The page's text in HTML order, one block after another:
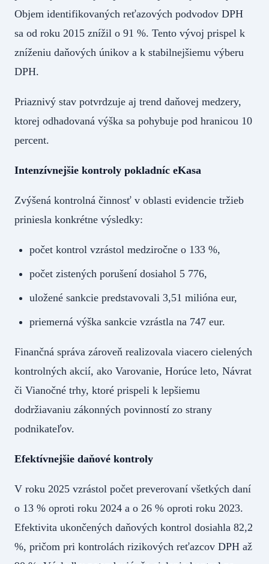
Objem identifikovaných reťazových podvodov DPH
sa od roku 2015 znížil o 91 %. Tento vývoj prispel k
zníženiu daňových únikov a k stabilnejšiemu výberu
DPH.
Priaznivý stav potvrdzuje aj trend daňovej medzery,
ktorej odhadovaná výška sa pohybuje pod hranicou 10
percent.
Intenzívnejšie kontroly pokladníc eKasa
Zvýšená kontrolná činnosť v oblasti evidencie tržieb
priniesla konkrétne výsledky:
počet kontrol vzrástol medziročne o 133 %,
počet zistených porušení dosiahol 5 776,
uložené sankcie predstavovali 3,51 milióna eur,
priemerná výška sankcie vzrástla na 747 eur.
Finančná správa zároveň realizovala viacero cielených
kontrolných akcií, ako Varovanie, Horúce leto, Návrat
či Vianočné trhy, ktoré prispeli k lepšiemu
dodržiavaniu zákonných povinností zo strany
podnikateľov.
Efektívnejšie daňové kontroly
V roku 2025 vzrástol počet preverovaní všetkých daní
o 13 % oproti roku 2024 a o 26 % oproti roku 2023.
Efektivita ukončených daňových kontrol dosiahla 82,2
%, pričom pri kontrolách rizikových reťazcov DPH až